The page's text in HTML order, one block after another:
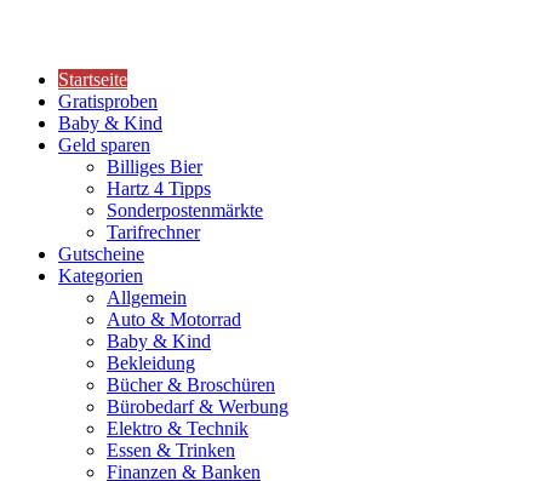
Startseite
Gratisproben
Baby & Kind
Geld sparen
Billiges Bier
Hartz 4 Tipps
Sonderpostenmärkte
Tarifrechner
Gutscheine
Kategorien
Allgemein
Auto & Motorrad
Baby & Kind
Bekleidung
Bücher & Broschüren
Bürobedarf & Werbung
Elektro & Technik
Essen & Trinken
Finanzen & Banken